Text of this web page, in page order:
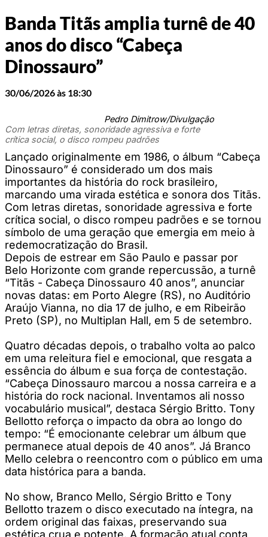
Banda Titãs amplia turnê de 40
anos do disco “Cabeça
Dinossauro”
30/06/2026 às 18:30
Pedro Dimitrow/Divulgação
Com letras diretas, sonoridade agressiva e forte
crítica social, o disco rompeu padrões
Lançado originalmente em 1986, o álbum “Cabeça
Dinossauro” é considerado um dos mais
importantes da história do rock brasileiro,
marcando uma virada estética e sonora dos Titãs.
Com letras diretas, sonoridade agressiva e forte
crítica social, o disco rompeu padrões e se tornou
símbolo de uma geração que emergia em meio à
redemocratização do Brasil.
Depois de estrear em São Paulo e passar por
Belo Horizonte com grande repercussão, a turnê
“Titãs - Cabeça Dinossauro 40 anos”, anunciar
novas datas: em Porto Alegre (RS), no Auditório
Araújo Vianna, no dia 17 de julho, e em Ribeirão
Preto (SP), no Multiplan Hall, em 5 de setembro.
Quatro décadas depois, o trabalho volta ao palco
em uma releitura fiel e emocional, que resgata a
essência do álbum e sua força de contestação.
“Cabeça Dinossauro marcou a nossa carreira e a
história do rock nacional. Inventamos ali nosso
vocabulário musical”, destaca Sérgio Britto. Tony
Bellotto reforça o impacto da obra ao longo do
tempo: “É emocionante celebrar um álbum que
permanece atual depois de 40 anos”. Já Branco
Mello celebra o reencontro com o público em uma
data histórica para a banda.
No show, Branco Mello, Sérgio Britto e Tony
Bellotto trazem o disco executado na íntegra, na
ordem original das faixas, preservando sua
estética crua e potente. A formação atual conta